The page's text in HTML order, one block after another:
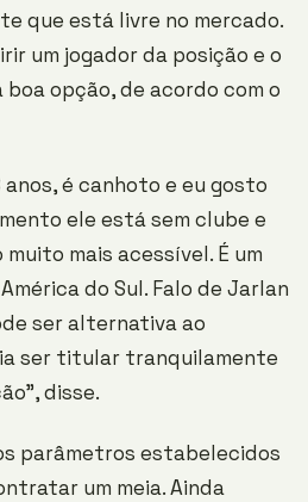
que está livre no mercado.
um jogador da posição e o
opção, de acordo com o
anos, é canhoto e eu gosto
ele está sem clube e
mais acessível. É um
do Sul. Falo de Jarlan
ser alternativa ao
ser titular tranquilamente
disse.
parâmetros estabelecidos
um meia. Ainda